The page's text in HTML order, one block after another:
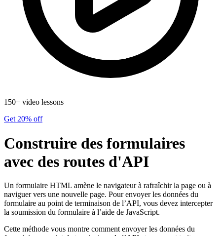
150+ video lessons
Get 20% off
Construire des formulaires
avec des routes d'API
Un formulaire HTML amène le navigateur à rafraîchir la page ou à
naviguer vers une nouvelle page. Pour envoyer les données du
formulaire au point de terminaison de l’API, vous devez intercepter
la soumission du formulaire à l’aide de JavaScript.
Cette méthode vous montre comment envoyer les données du